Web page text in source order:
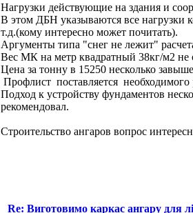
Нагрузки действующие на здания и
В этом ДБН указываются все нагрузки
т.д.(кому интересно может почитать).
Аргументы типа "снег не лежит"
Вес МК на метр квадратный 38кг/м2 не
Цена за тонну в 15250 несколько
Профлист поставляется необходимого
Подход к устройству фундаментов
рекомендовал.
Строительство ангаров вопрос
Re: Виготовимо каркас ангару для